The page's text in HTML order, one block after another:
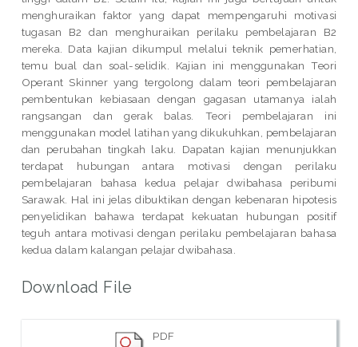
menghuraikan faktor yang dapat mempengaruhi motivasi
tugasan B2 dan menghuraikan perilaku pembelajaran B2
mereka. Data kajian dikumpul melalui teknik pemerhatian,
temu bual dan soal-selidik. Kajian ini menggunakan Teori
Operant Skinner yang tergolong dalam teori pembelajaran
pembentukan kebiasaan dengan gagasan utamanya ialah
rangsangan dan gerak balas. Teori pembelajaran ini
menggunakan model latihan yang dikukuhkan, pembelajaran
dan perubahan tingkah laku. Dapatan kajian menunjukkan
terdapat hubungan antara motivasi dengan perilaku
pembelajaran bahasa kedua pelajar dwibahasa peribumi
Sarawak. Hal ini jelas dibuktikan dengan kebenaran hipotesis
penyelidikan bahawa terdapat kekuatan hubungan positif
teguh antara motivasi dengan perilaku pembelajaran bahasa
kedua dalam kalangan pelajar dwibahasa.
Download File
PDF